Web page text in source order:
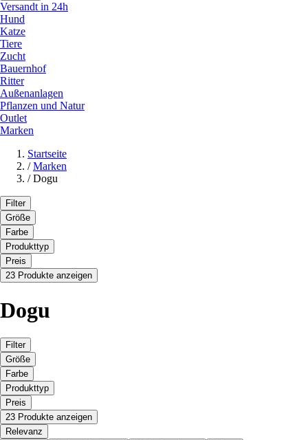
Versandt in 24h
Hund
Katze
Tiere
Zucht
Bauernhof
Ritter
Außenanlagen
Pflanzen und Natur
Outlet
Marken
Startseite
/ Marken
/ Dogu
Filter
Größe
Farbe
Produkttyp
Preis
23 Produkte anzeigen
Dogu
Filter
Größe
Farbe
Produkttyp
Preis
23 Produkte anzeigen
Relevanz